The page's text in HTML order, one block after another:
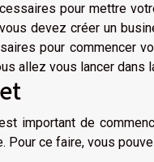
pour mettre
devez créer un
pour commencer
allez vous lancer dans
important de
ce faire, vous